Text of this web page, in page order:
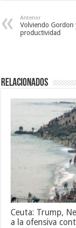
Anterior
Volviendo Gordon
productividad
Relacionados
Ceuta: Trump,
a la ofensiva